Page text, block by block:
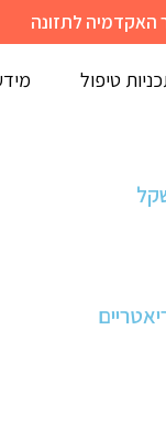
האקדמיה לתזונה
טיפול